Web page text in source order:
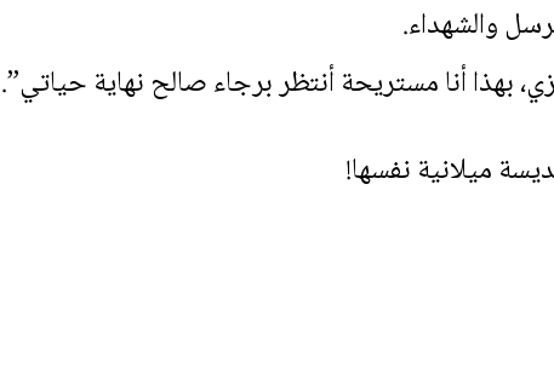
والشهداء.
بهذا أنا مستريحة أنتظر برجاء صالح نهاية حياتي”.
ميلانية نفسها!